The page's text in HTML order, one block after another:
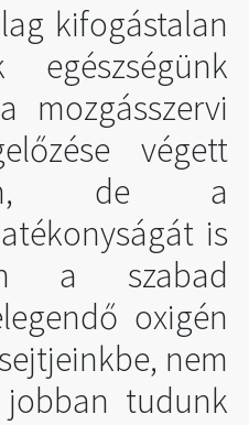
kifogástalan
egészségünk
mozgásszervi
végett
de a
is
a szabad
oxigén
nem
tudunk